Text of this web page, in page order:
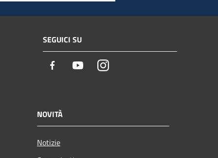
SEGUICI SU
Facebook YoutubeInstagram
NOVITÀ
Notizie